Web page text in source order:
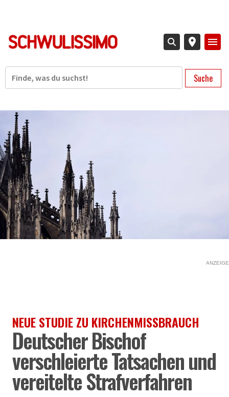
Suche
ANZEIGE
NEUE STUDIE ZU KIRCHENMISSBRAUCH
Deutscher Bischof
verschleierte Tatsachen und
vereitelte Strafverfahren